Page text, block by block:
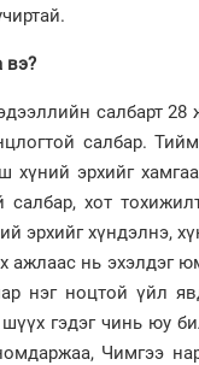
вэ?
салбарт 28
салбар.
хүний эрхийг
салбар, хот
эрхийг хүндэлнэ,
ажлаас нь эхэлдэг
нэг ноцтой үйл
гэдэг чинь юу
Чимгээ